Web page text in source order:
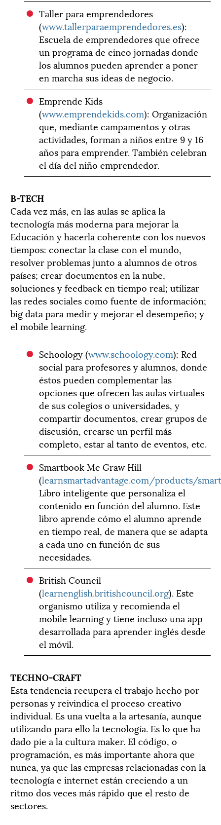
Taller para emprendedores
(www.tallerparaemprendedores.es):
Escuela de emprendedores que ofrece
un programa de cinco jornadas donde
los alumnos pueden aprender a poner
en marcha sus ideas de negocio.
Emprende Kids
(www.emprendekids.com): Organización
que, mediante campamentos y otras
actividades, forman a niños entre 9 y 16
años para emprender. También celebran
el día del niño emprendedor.
B-TECH
Cada vez más, en las aulas se aplica la
tecnología más moderna para mejorar la
Educación y hacerla coherente con los nuevos
tiempos: conectar la clase con el mundo,
resolver problemas junto a alumnos de otros
países; crear documentos en la nube,
soluciones y feedback en tiempo real; utilizar
las redes sociales como fuente de información;
big data para medir y mejorar el desempeño; y
el mobile learning.
Schoology (www.schoology.com): Red
social para profesores y alumnos, donde
éstos pueden complementar las
opciones que ofrecen las aulas virtuales
de sus colegios o universidades, y
compartir documentos, crear grupos de
discusión, crearse un perfil más
completo, estar al tanto de eventos, etc.
Smartbook Mc Graw Hill
(learnsmartadvantage.com/products/
Libro inteligente que personaliza el
contenido en función del alumno. Este
libro aprende cómo el alumno aprende
en tiempo real, de manera que se adapta
a cada uno en función de sus
necesidades.
British Council
(learnenglish.britishcouncil.org). Este
organismo utiliza y recomienda el
mobile learning y tiene incluso una app
desarrollada para aprender inglés desde
el móvil.
TECHNO-CRAFT
Esta tendencia recupera el trabajo hecho por
personas y reivindica el proceso creativo
individual. Es una vuelta a la artesanía, aunque
utilizando para ello la tecnología. Es lo que ha
dado pie a la cultura maker. El código, o
programación, es más importante ahora que
nunca, ya que las empresas relacionadas con la
tecnología e internet están creciendo a un
ritmo dos veces más rápido que el resto de
sectores.